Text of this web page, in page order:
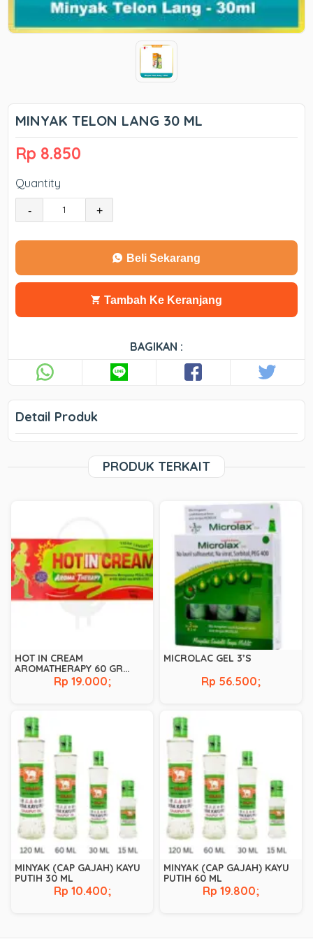
MINYAK TELON LANG 30 ML
Rp 8.850
Quantity
- +
Beli Sekarang
Tambah Ke Keranjang
BAGIKAN :
Detail Produk
PRODUK TERKAIT
HOT IN CREAM
AROMATHERAPY 60 GR
Rp 19.000;
MICROLAC GEL 3’S
Rp 56.500;
MINYAK (CAP GAJAH) KAYU
PUTIH 30 ML
Rp 10.400;
MINYAK (CAP GAJAH) KAYU
PUTIH 60 ML
Rp 19.800;